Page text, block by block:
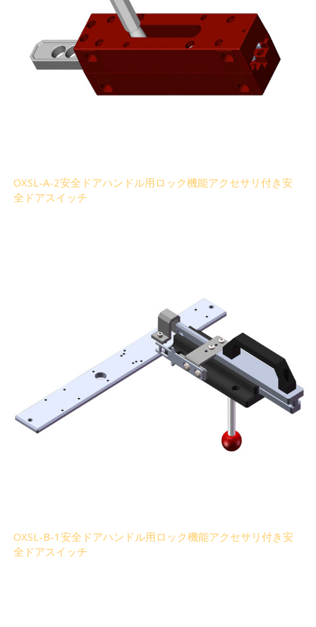
OXSL-A-2安全ドアハンドル用ロック機能アクセサリ付き安
全ドアスイッチ
OXSL-B-1安全ドアハンドル用ロック機能アクセサリ付き安
全ドアスイッチ